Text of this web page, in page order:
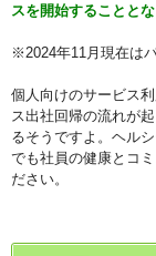
スを開始することと
※2024年11月現在は
個人向けのサービス利
ス出社回帰の流れが
るそうですよ。ヘル
でも社員の健康とコ
ださい。